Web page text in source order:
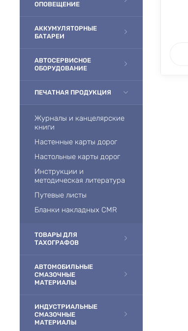
ОПОВЕЩЕНИЕ
АККУМУЛЯТОРНЫЕ
БАТАРЕИ
АВТОСЕРВИСНОЕ
ОБОРУДОВАНИЕ
ПЕЧАТНАЯ ПРОДУКЦИЯ
Журналы и канцелярские
книги
Настенные карты дорог
Настольные карты дорог
Инструкции и
методическая литература
Путевые листы
Бланки накладных CMR
ТОВАРЫ ДЛЯ
ТАХОГРАФОВ
АВТОМОБИЛЬНЫЕ
СМАЗОЧНЫЕ
МАТЕРИАЛЫ
ИНДУСТРИАЛЬНЫЕ
СМАЗОЧНЫЕ
МАТЕРИАЛЫ